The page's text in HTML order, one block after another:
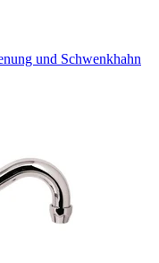
und Schwenkhahn